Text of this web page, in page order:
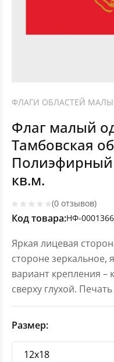
ФЛАГИ ОБЛАСТЕЙ
Флаг малый
Тамбовская
кв.м.
(0 отзывов)
Код товара:НФ-
Яркая лицевая
стороне зеркальное,
вариант крепления –
сверху глухой. Печать
Размер: